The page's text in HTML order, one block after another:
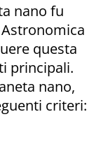
nano fu
questa
principali.
nano,
criteri: